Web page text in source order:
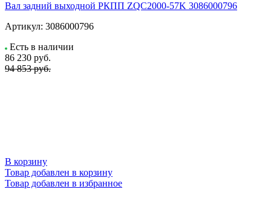
Вал задний выходной РКПП ZQC2000-57K 3086000796
Артикул: 3086000796
Есть в наличии
86 230 руб.
94 853 руб.
В корзину
Товар добавлен в корзину
Товар добавлен в избранное